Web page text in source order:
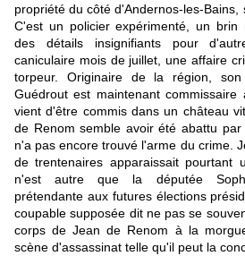
propriété du côté d'Andernos-les-Bains,
C'est un policier expérimenté, un brin
des détails insignifiants pour
caniculaire mois de juillet, une affaire
torpeur. Originaire de la région,
Guédrout est maintenant
vient d'être commis dans un château
de Renom semble avoir été abattu
n'a pas encore trouvé l'arme du crime.
de trentenaires apparaissait pourtant
n'est autre que la députée
prétendante aux futures élections
coupable supposée dit ne pas se
corps de Jean de Renom à la
scène d'assassinat telle qu'il peut la